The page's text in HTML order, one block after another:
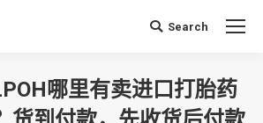
搜 Search
哪里有卖进口打胎药